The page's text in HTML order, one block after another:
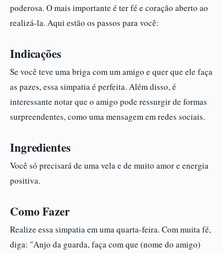
poderosa. O mais importante é ter fé e coração aberto ao
realizá-la. Aqui estão os passos para você:
Indicações
Se você teve uma briga com um amigo e quer que ele faça
as pazes, essa simpatia é perfeita. Além disso, é
interessante notar que o amigo pode ressurgir de formas
surpreendentes, como uma mensagem em redes sociais.
Ingredientes
Você só precisará de uma vela e de muito amor e energia
positiva.
Como Fazer
Realize essa simpatia em uma quarta-feira. Com muita fé,
diga: "Anjo da guarda, faça com que (nome do amigo)